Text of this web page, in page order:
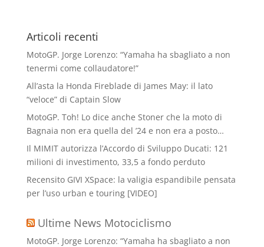
Articoli recenti
MotoGP. Jorge Lorenzo: “Yamaha ha sbagliato a non
tenermi come collaudatore!”
All’asta la Honda Fireblade di James May: il lato
“veloce” di Captain Slow
MotoGP. Toh! Lo dice anche Stoner che la moto di
Bagnaia non era quella del ’24 e non era a posto…
Il MIMIT autorizza l’Accordo di Sviluppo Ducati: 121
milioni di investimento, 33,5 a fondo perduto
Recensito GIVI XSpace: la valigia espandibile pensata
per l’uso urban e touring [VIDEO]
Ultime News Motociclismo
MotoGP. Jorge Lorenzo: “Yamaha ha sbagliato a non